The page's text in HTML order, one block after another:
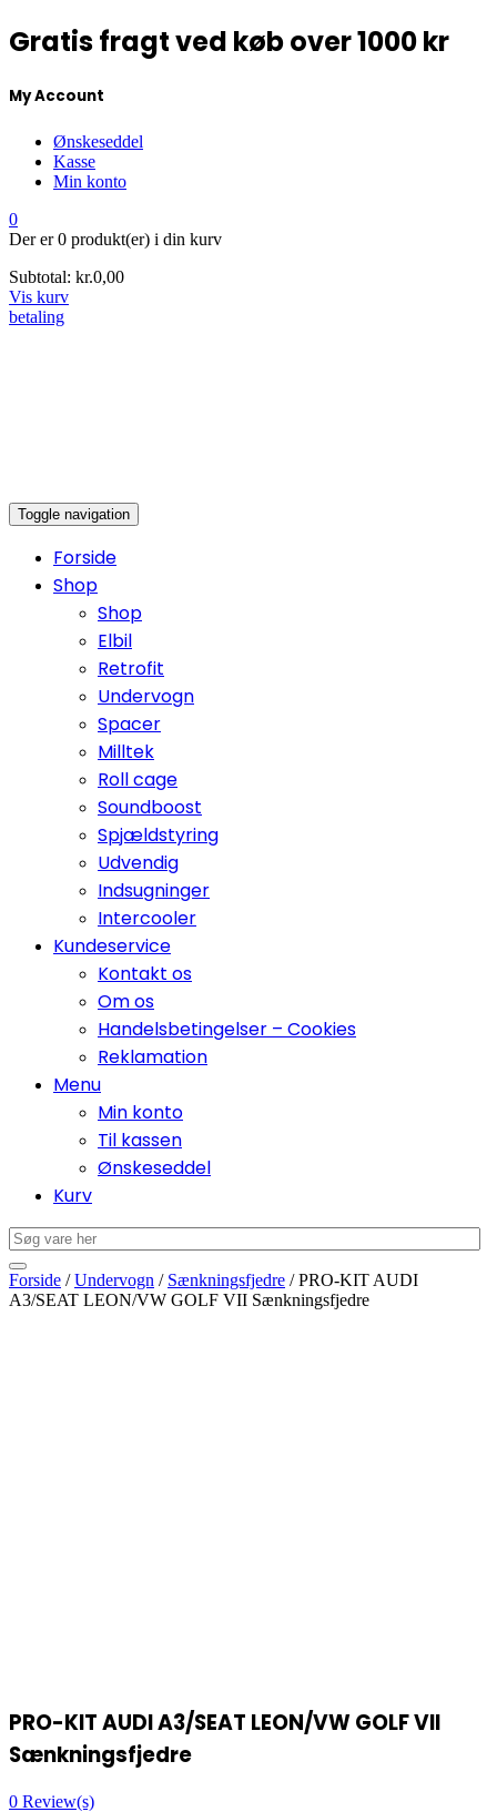
Gratis fragt ved køb over 1000 kr
My Account
Ønskeseddel
Kasse
Min konto
0
Der er0 produkt(er) i din kurv
Subtotal: kr.0,00
Vis kurv
betaling
Toggle navigation
Forside
Shop
Shop
Elbil
Retrofit
Undervogn
Spacer
Milltek
Roll cage
Soundboost
Spjældstyring
Udvendig
Indsugninger
Intercooler
Kundeservice
Kontakt os
Om os
Handelsbetingelser – Cookies
Reklamation
Menu
Min konto
Til kassen
Ønskeseddel
Kurv
Forside /Undervogn / Sænkningsfjedre / PRO-KIT AUDI
A3/SEAT LEON/VW GOLF VII Sænkningsfjedre
PRO-KIT AUDI A3/SEAT LEON/VW GOLF VII
Sænkningsfjedre
0 Review(s)